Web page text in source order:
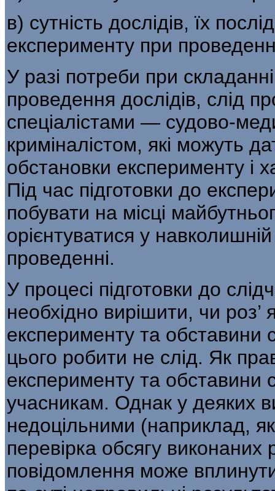
в) сутність дослідів, їх
експери­менту при
У разі потреби при
проведення дослідів, слід
спеціалістами — судово-
криміналістом, які можуть
обстановки експерименту і
Під час підготовки до
побувати на місці
орієнтуватися у
проведенні.
У процесі підготовки до
необхід­но вирішити, чи
експерименту та обставини
цього робити не слід. Як
експерименту та обставини
учасникам. Однак у деяких
недоцільними (наприклад,
перевірка обсягу
повідомлення може